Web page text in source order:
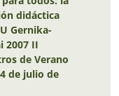
didáctica
Gernika-
2007 II
de Verano
de julio de